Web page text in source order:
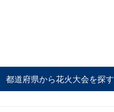
都道府県から花火大会を探す